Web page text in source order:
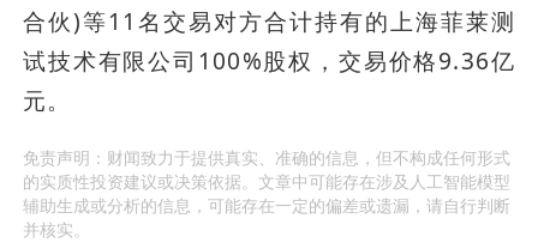
合伙)等11名交易对方合计持有的上海菲莱测
试技术有限公司100%股权，交易价格9.36亿
元。
免责声明：财闻致力于提供真实、准确的信息，但不构成任何形式
的实质性投资建议或决策依据。文章中可能存在涉及人工智能模型
辅助生成或分析的信息，可能存在一定的偏差或遗漏，请自行判断
并核实。